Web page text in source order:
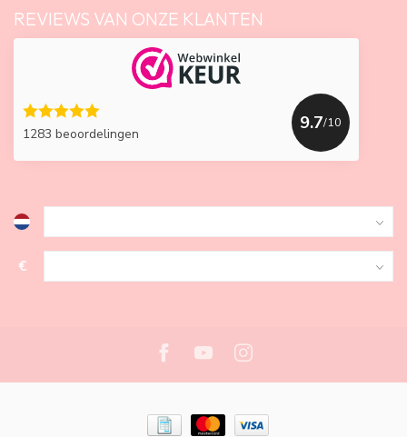
REVIEWS VAN ONZE KLANTEN
1283 beoordelingen
9.7/10
€